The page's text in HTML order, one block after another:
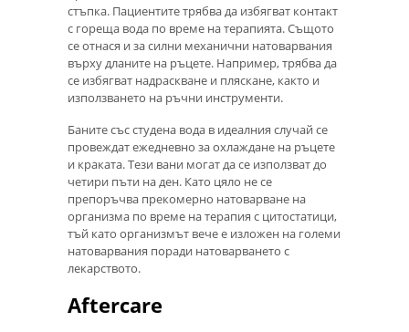
стъпка. Пациентите трябва да избягват контакт
с гореща вода по време на терапията. Същото
се отнася и за силни механични натоварвания
върху дланите на ръцете. Например, трябва да
се избягват надраскване и пляскане, както и
използването на ръчни инструменти.
Баните със студена вода в идеалния случай се
провеждат ежедневно за охлаждане на ръцете
и краката. Тези вани могат да се използват до
четири пъти на ден. Като цяло не се
препоръчва прекомерно натоварване на
организма по време на терапия с цитостатици,
тъй като организмът вече е изложен на големи
натоварвания поради натоварването с
лекарството.
Aftercare